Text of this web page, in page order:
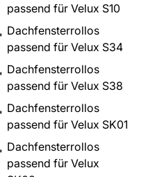
passend für Velux S10
Dachfensterrollos
passend für Velux S34
Dachfensterrollos
passend für Velux S38
Dachfensterrollos
passend für Velux SK01
Dachfensterrollos
passend für Velux